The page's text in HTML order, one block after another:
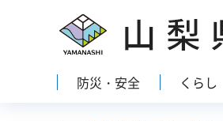
山梨県
防災・安全 くらし